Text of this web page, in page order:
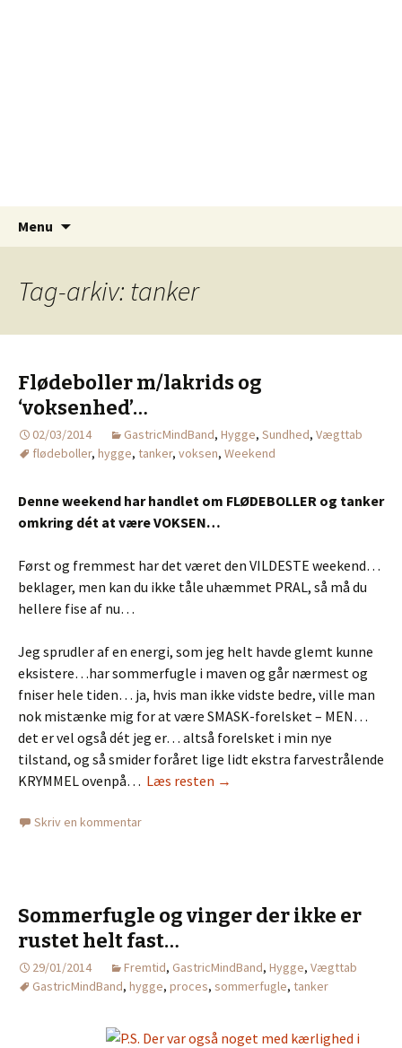
Menu
Tag-arkiv: tanker
Flødeboller m/lakrids og
‘voksenhed’…
02/03/2014 GastricMindBand, Hygge, Sundhed, Vægttab
flødeboller, hygge, tanker, voksen, Weekend
Denne weekend har handlet om FLØDEBOLLER og tanker
omkring dét at være VOKSEN…
Først og fremmest har det været den VILDESTE weekend…
beklager, men kan du ikke tåle uhæmmet PRAL, så må du
hellere fise af nu…
Jeg sprudler af en energi, som jeg helt havde glemt kunne
eksistere…har sommerfugle i maven og går nærmest og
fniser hele tiden… ja, hvis man ikke vidste bedre, ville man
nok mistænke mig for at være SMASK-forelsket – MEN…
det er vel også dét jeg er… altså forelsket i min nye
tilstand, og så smider foråret lige lidt ekstra farvestrålende
KRYMMEL ovenpå… Læs resten →
Skriv en kommentar
Sommerfugle og vinger der ikke er
rustet helt fast…
29/01/2014 Fremtid, GastricMindBand, Hygge, Vægttab
GastricMindBand, hygge, proces, sommerfugle, tanker